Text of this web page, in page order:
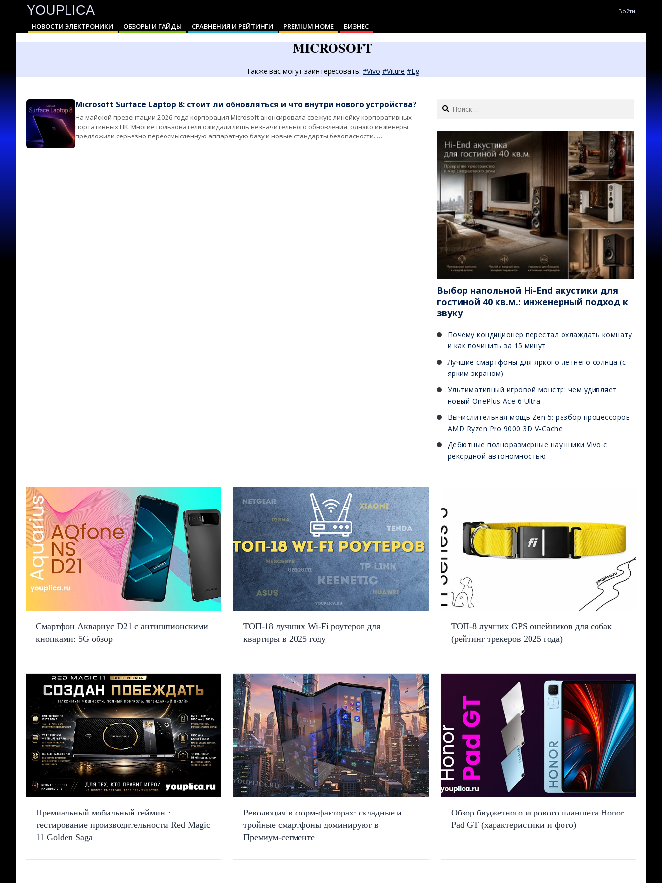
content
YOUPLICA Войти
Primary
Navigation
НОВОСТИ ЭЛЕКТРОНИКИ ОБЗОРЫ И ГАЙДЫ СРАВНЕНИЯ И РЕЙТИНГИ PREMIUM HOME БИЗНЕС
MICROSOFT
Также вас могут заинтересовать: #Vivo #Viture #Lg
Microsoft Surface Laptop 8: стоит ли обновляться и что внутри нового устройства?
2026-
05-
21
На майской презентации 2026 года корпорация Microsoft анонсировала свежую линейку корпоративных
портативных ПК. Многие пользователи ожидали лишь незначительного обновления, однако инженеры
предложили серьезно переосмысленную аппаратную базу и новые стандарты безопасности. …
Search
Выбор напольной Hi-End акустики для
гостиной 40 кв.м.: инженерный подход к
звуку
Почему кондиционер перестал охлаждать комнату
и как починить за 15 минут
Лучшие смартфоны для яркого летнего солнца (с
ярким экраном)
Ультимативный игровой монстр: чем удивляет
новый OnePlus Ace 6 Ultra
Вычислительная мощь Zen 5: разбор процессоров
AMD Ryzen Pro 9000 3D V-Cache
Дебютные полноразмерные наушники Vivo с
рекордной автономностью
Смартфон Аквариус D21 с антишпионскими
кнопками: 5G обзор
ТОП-18 лучших Wi-Fi роутеров для
квартиры в 2025 году
ТОП-8 лучших GPS ошейников для собак
(рейтинг трекеров 2025 года)
Премиальный мобильный гейминг:
тестирование производительности Red Magic
11 Golden Saga
Революция в форм-факторах: складные и
тройные смартфоны доминируют в
Премиум-сегменте
Обзор бюджетного игрового планшета Honor
Pad GT (характеристики и фото)